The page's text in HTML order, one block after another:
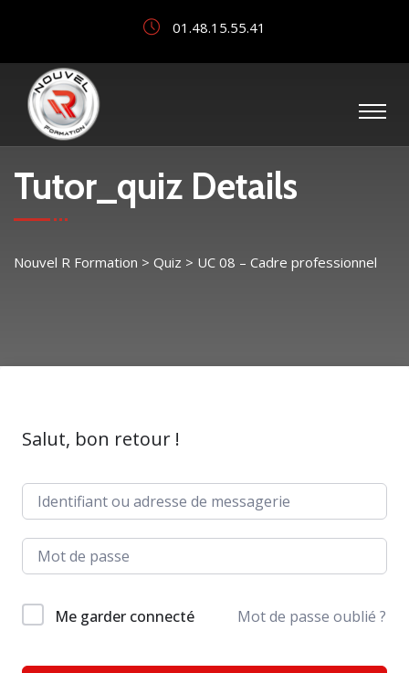
01.48.15.55.41
Tutor_quiz Details
Nouvel R Formation > Quiz > UC 08 – Cadre professionnel
Salut, bon retour !
Me garder connecté Mot de passe oublié ?